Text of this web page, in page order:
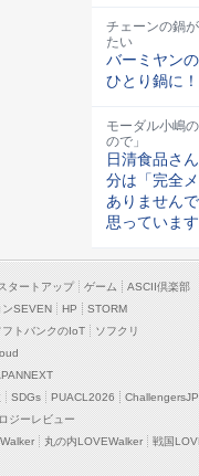
チェーンの鍋
たい
バーミヤン
ひとり鍋に
モーダル小嶋
ので」
日清食品さ
分は「完全
ありません
思っています
タートアップ ゲーム
ASCII倶楽部
ンSEVEN HP
STORM
フトバンクのIoT
ソフクリ
SDGs PUACL2026
ChallengersJP
ジーレビュー
丸の内LOVEWalker 戦国